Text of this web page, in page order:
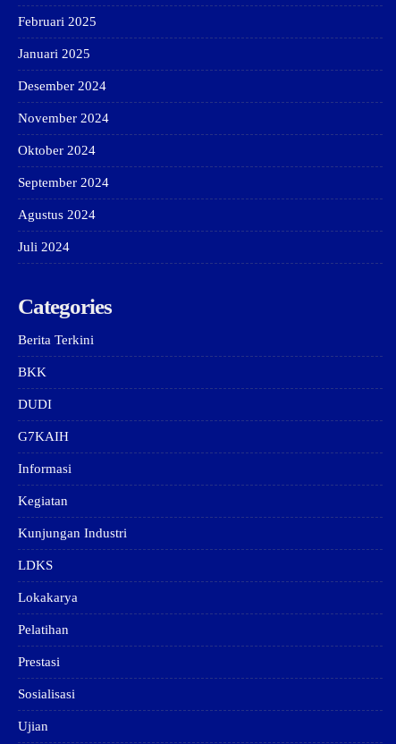
Februari 2025
Januari 2025
Desember 2024
November 2024
Oktober 2024
September 2024
Agustus 2024
Juli 2024
Categories
Berita Terkini
BKK
DUDI
G7KAIH
Informasi
Kegiatan
Kunjungan Industri
LDKS
Lokakarya
Pelatihan
Prestasi
Sosialisasi
Ujian